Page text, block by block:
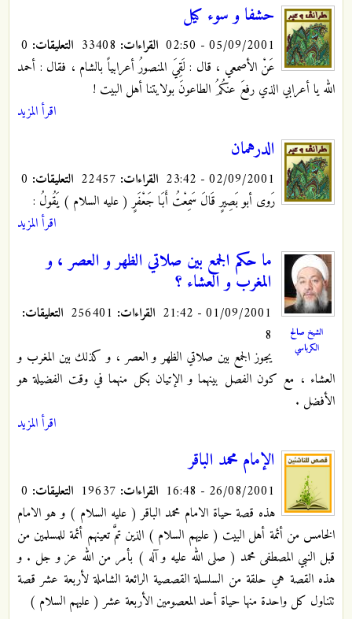
حشفا و سوء كيل
05/09/2001 - 02:50 القراءات: التعليقات:
عَنْ الأصمعي ، قال : لَقِيَ المنصورُأعرابياً بالشام ، فقال : أحمد
الله يا أعرابي الذي رفعَ عنكُمُ الطاعونَ بولايتنا أهل البيت !
اقرأ المزيد
الدرهمان
02/09/2001 - 23:42 القراءات: التعليقات:
رَوى أبو بَصِيرٍ قَالَ سَمِعْتُ أَبَا جَعْفَرٍ ( عليه السلام ) يَقُولُ :
اقرأ المزيد
الشيخ صالح
الكرباسي
ما حكم الجمع بين صلاتي الظهر و العصر ، و
المغرب و العشاء ؟
01/09/2001 - 21:42 القراءات:
التعليقات:
8
يجوز الجمع بين صلاتي الظهر و العصر ، و كذلك بين المغرب و
العشاء ، مع كون الفصل بينهما و الإتيان بكل منهما في وقت الفضيلة هو
الأفضل .
اقرأ المزيد
الإمام محمد الباقر
26/08/2001 - 16:48 القراءات: التعليقات:
هذه قصة حياة الامام محمد الباقر ( عليه السلام ) و هو الامام
الخامس من أئمة أهل البيت ( عليهم السلام ) الذين تمَّ تعينهم أئمة للمسلمين من
قبل النبي المصطفى محمد ( صلى الله عليه و آله ) بأمر من الله عز و جل . و
هذه القصة هي حلقة من السلسلة القصصية الرائعة الشاملة لأربعة عشر قصة
تتناول كل واحدة منها حياة أحد المعصومين الأربعة عشر ( عليهم السلام )